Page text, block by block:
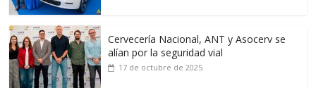
Cervecería Nacional, ANT y Asocerv se
alían por la seguridad vial
17 de octubre de 2025